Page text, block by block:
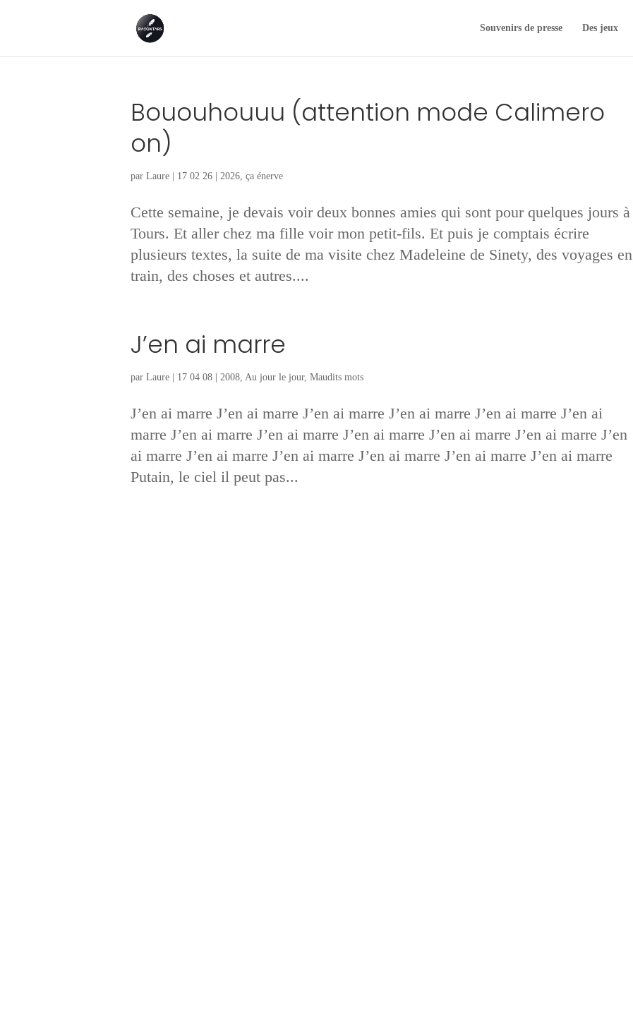
Souvenirs de presse Des jeux
Bououhouuu (attention mode Calimero
on)
par Laure| 17 02 26| 2026, ça énerve
Cette semaine, je devais voir deux bonnes amies qui sont pour quelques jours à
Tours. Et aller chez ma fille voir mon petit-fils. Et puis je comptais écrire
plusieurs textes, la suite de ma visite chez Madeleine de Sinety, des voyages en
train, des choses et autres....
J’en ai marre
par Laure| 17 04 08| 2008, Au jour le jour, Maudits mots
J’en ai marre J’en ai marre J’en ai marre J’en ai marre J’en ai marre J’en ai
marre J’en ai marre J’en ai marre J’en ai marre J’en ai marre J’en ai marre J’en
ai marre J’en ai marre J’en ai marre J’en ai marre J’en ai marre J’en ai marre
Putain, le ciel il peut pas...